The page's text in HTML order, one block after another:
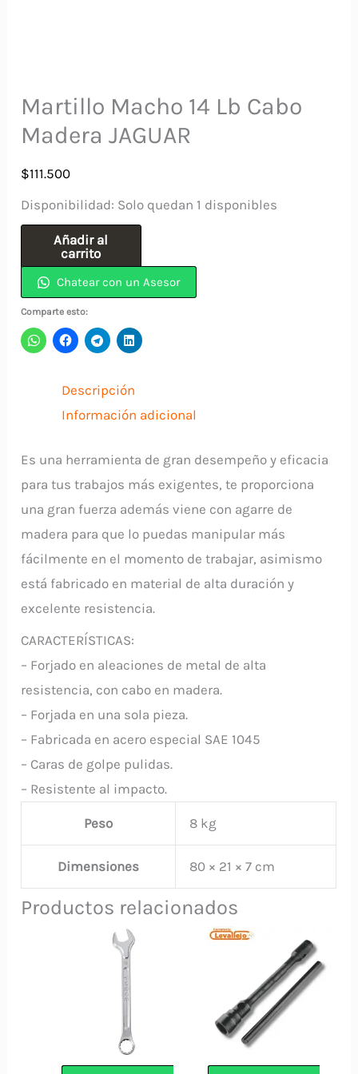
Martillo Macho 14 Lb Cabo
Madera JAGUAR
$111.500
Disponibilidad: Solo quedan 1 disponibles
Martillo
Macho
Lb
Cabo
JAGUAR
cantidad
Añadir al
carrito
Chatear con un Asesor
Comparte esto:
Descripción
Información adicional
Es una herramienta de gran desempeño y eficacia
para tus trabajos más exigentes, te proporciona
una gran fuerza además viene con agarre de
madera para que lo puedas manipular más
fácilmente en el momento de trabajar, asimismo
está fabricado en material de alta duración y
excelente resistencia.
CARACTERÍSTICAS:
– Forjado en aleaciones de metal de alta
resistencia, con cabo en madera.
– Forjada en una sola pieza.
– Fabricada en acero especial SAE 1045
– Caras de golpe pulidas.
– Resistente al impacto.
Peso 8 kg
Dimensiones 80 × 21 × 7 cm
Productos relacionados